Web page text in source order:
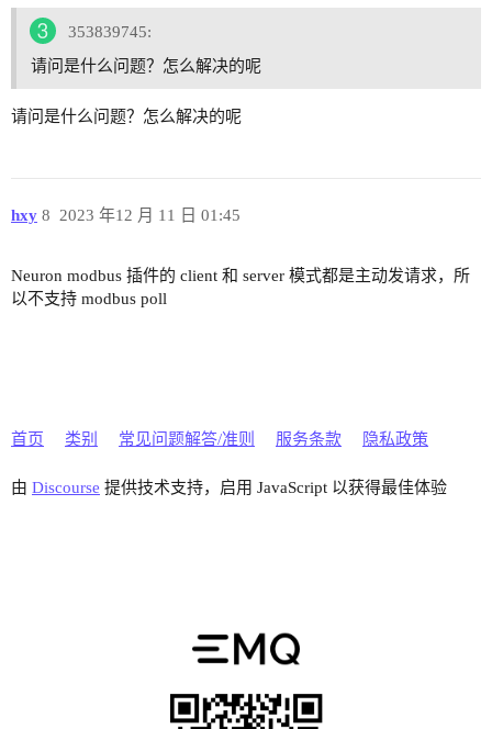
353839745:
请问是什么问题？怎么解决的呢
请问是什么问题？怎么解决的呢
hxy 2023 年12 月 11 日 01:45
8
Neuron modbus 插件的 client 和 server 模式都是主动发请求，所
以不支持 modbus poll
首页 类别 常见问题解答/准则 服务条款 隐私政策
由 Discourse 提供技术支持，启用 JavaScript 以获得最佳体验